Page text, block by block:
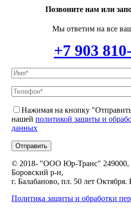
Позвоните нам или
Мы ответим на все
+7 903
Нажимая на кнопку
нашей политикой защиты и
данных
© 2018- "ООО Юр-Транс" 249000,
Боровский р-н,
г. Балабаново, пл. 50 лет
Политика защиты и обработки